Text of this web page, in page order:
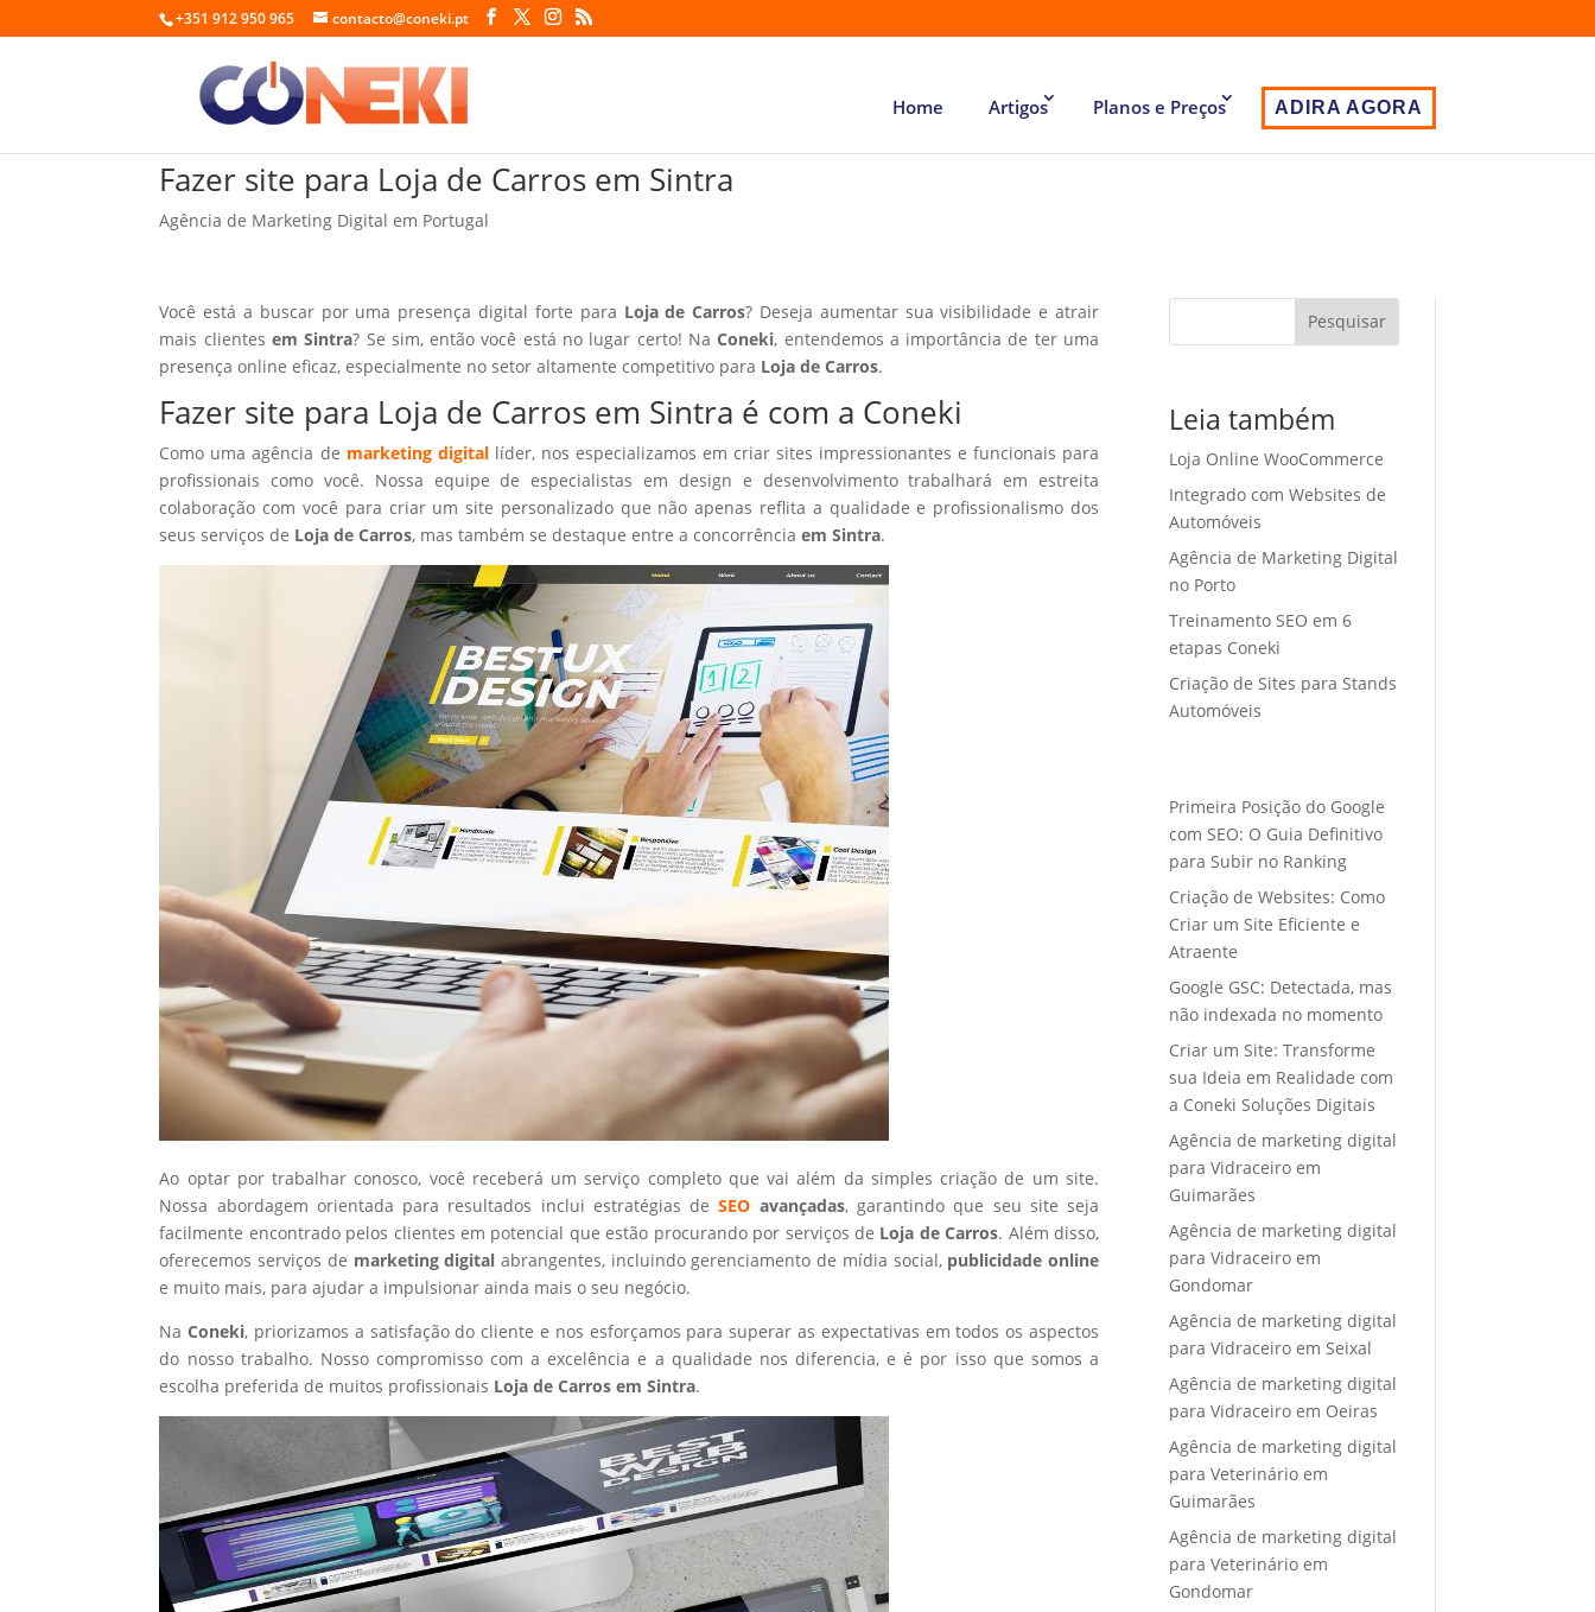
+351 912 950 965 contacto@coneki.pt
Home Artigos Planos e Preços ADIRA AGORA
Fazer site para Loja de Carros em Sintra
Agência de Marketing Digital em Portugal
Você está a buscar por uma presença digital forte para Loja de Carros? Deseja aumentar sua visibilidade e atrair
mais clientes em Sintra? Se sim, então você está no lugar certo! NaConeki, entendemos a importância de ter uma
presença online eficaz, especialmente no setor altamente competitivo para Loja de Carros.
Fazer site para Loja de Carros em Sintra é com a Coneki
Como uma agência de marketing digitallíder, nos especializamos em criar sites impressionantes e funcionais para
profissionais como você. Nossa equipe de especialistas em design e desenvolvimento trabalhará em estreita
colaboração com você para criar um site personalizado que não apenas reflita a qualidade e profissionalismo dos
seus serviços de Loja de Carros, mas também se destaque entre a concorrênciaem Sintra.
Ao optar por trabalhar conosco, você receberá um serviço completo que vai além da simples criação de um site.
Nossa abordagem orientada para resultados inclui estratégias deSEO avançadas, garantindo que seu site seja
facilmente encontrado pelos clientes em potencial que estão procurando por serviços de Loja de Carros. Além disso,
oferecemos serviços de marketing digital abrangentes, incluindo gerenciamento de mídia social, publicidade online
e muito mais, para ajudar a impulsionar ainda mais o seu negócio.
NaConeki, priorizamos a satisfação do cliente e nos esforçamos para superar as expectativas em todos os aspectos
do nosso trabalho. Nosso compromisso com a excelência e a qualidade nos diferencia, e é por isso que somos a
escolha preferida de muitos profissionais Loja de Carros em Sintra.
Pesquisar
Leia também
Loja Online WooCommerce
Integrado com Websites de
Automóveis
Agência de Marketing Digital
no Porto
Treinamento SEO em 6
etapas Coneki
Criação de Sites para Stands
Automóveis
Primeira Posição do Google
com SEO: O Guia Definitivo
para Subir no Ranking
Criação de Websites: Como
Criar um Site Eficiente e
Atraente
Google GSC: Detectada, mas
não indexada no momento
Criar um Site: Transforme
sua Ideia em Realidade com
a Coneki Soluções Digitais
Agência de marketing digital
para Vidraceiro em
Guimarães
Agência de marketing digital
para Vidraceiro em
Gondomar
Agência de marketing digital
para Vidraceiro em Seixal
Agência de marketing digital
para Vidraceiro em Oeiras
Agência de marketing digital
para Veterinário em
Guimarães
Agência de marketing digital
para Veterinário em
Gondomar